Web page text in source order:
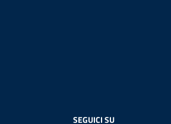
SEGUICI SU